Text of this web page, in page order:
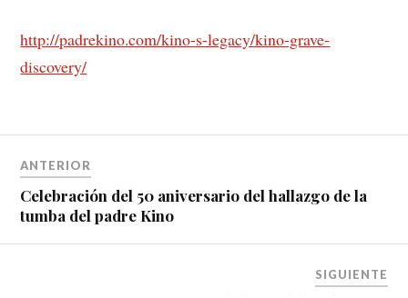
http://padrekino.com/kino-s-legacy/kino-grave-
discovery/
ANTERIOR
Celebración del 50 aniversario del hallazgo de la
tumba del padre Kino
SIGUIENTE